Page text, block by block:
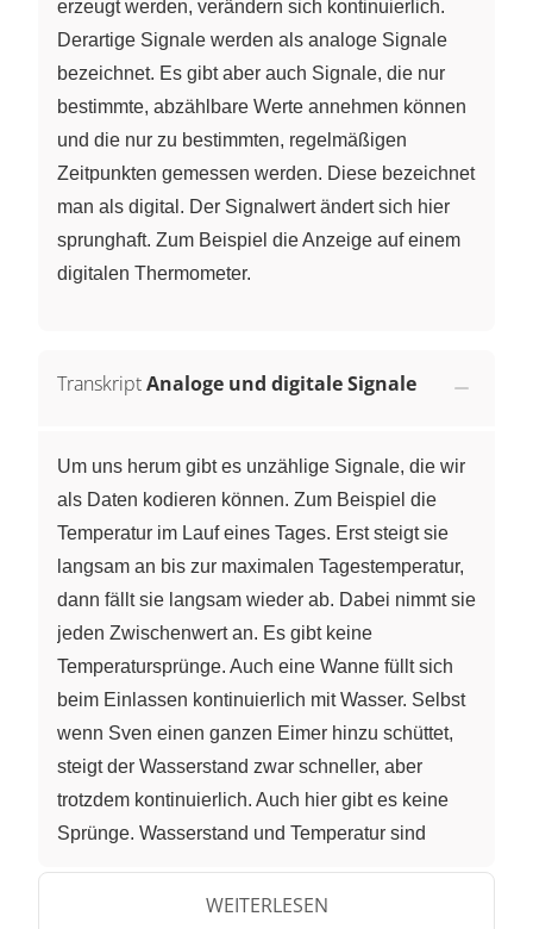
erzeugt werden, verändern sich kontinuierlich.
Derartige Signale werden als analoge Signale
bezeichnet. Es gibt aber auch Signale, die nur
bestimmte, abzählbare Werte annehmen können
und die nur zu bestimmten, regelmäßigen
Zeitpunkten gemessen werden. Diese bezeichnet
man als digital. Der Signalwert ändert sich hier
sprunghaft. Zum Beispiel die Anzeige auf einem
digitalen Thermometer.
TranskriptAnaloge und digitale Signale
Um uns herum gibt es unzählige Signale, die wir
als Daten kodieren können. Zum Beispiel die
Temperatur im Lauf eines Tages. Erst steigt sie
langsam an bis zur maximalen Tagestemperatur,
dann fällt sie langsam wieder ab. Dabei nimmt sie
jeden Zwischenwert an. Es gibt keine
Temperatursprünge. Auch eine Wanne füllt sich
beim Einlassen kontinuierlich mit Wasser. Selbst
wenn Sven einen ganzen Eimer hinzu schüttet,
steigt der Wasserstand zwar schneller, aber
trotzdem kontinuierlich. Auch hier gibt es keine
Sprünge. Wasserstand und Temperatur sind
verändern. Sie verändern sich kontinuierlich.
WEITERLESEN